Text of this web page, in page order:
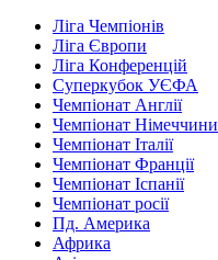
Ліга Чемпіонів
Ліга Європи
Ліга Конференцій
Суперкубок УЄФА
Чемпіонат Англії
Чемпіонат Німеччини
Чемпіонат Італії
Чемпіонат Франції
Чемпіонат Іспанії
Чемпіонат росії
Пд. Америка
Африка